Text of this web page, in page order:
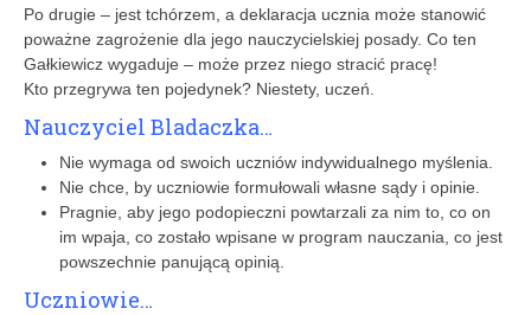
Po drugie – jest tchórzem, a deklaracja ucznia może stanowić
poważne zagrożenie dla jego nauczycielskiej posady. Co ten
Gałkiewicz wygaduje – może przez niego stracić pracę!
Kto przegrywa ten pojedynek? Niestety, uczeń.
Nauczyciel Bladaczka…
Nie wymaga od swoich uczniów indywidualnego myślenia.
Nie chce, by uczniowie formułowali własne sądy i opinie.
Pragnie, aby jego podopieczni powtarzali za nim to, co on
im wpaja, co zostało wpisane w program nauczania, co jest
powszechnie panującą opinią.
Uczniowie…